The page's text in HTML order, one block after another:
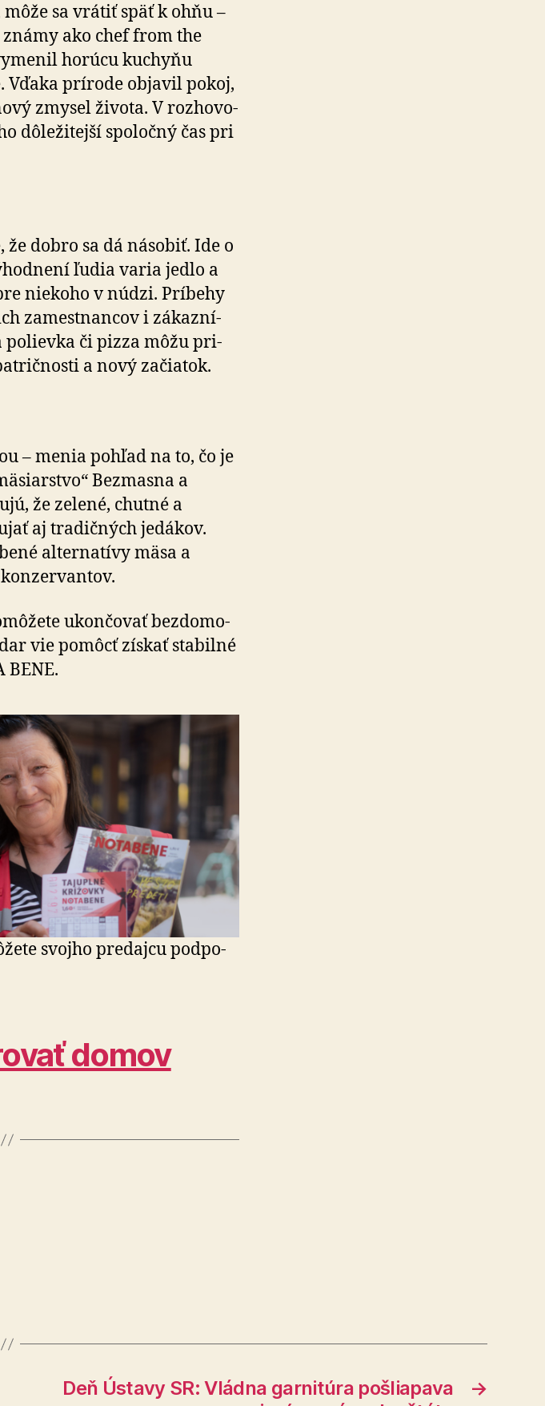
sa vrátiť späť k ohňu –
ako chef from the
horúcu kuchyňu
Vďaka prírode objavil pokoj,
zmysel života. V roz­ho­vo­
dôležitejší spoločný čas pri
dobro sa dá násobiť. Ide o
ľudia varia jedlo a
niekoho v núdzi. Príbehy
zamestnancov i zá­kaz­ní­
polievka či pizza môžu pri­
a nový začiatok.
– menia pohľad na to, čo je
Bezmasna a
že zelené, chutné a
aj tradičných jedákov.
alternatívy mäsa a
ukončovať bez­do­mo­
vie pomôcť získať stabilné
BENE.
svojho predajcu pod­po­
domov
→
Deň Ústavy SR: Vládna garnitúra pošliapava